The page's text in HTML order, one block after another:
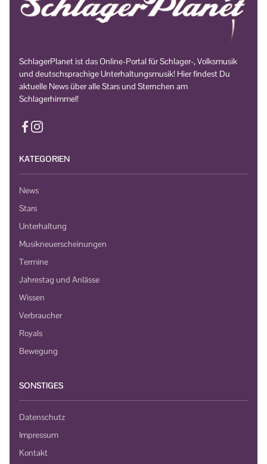
SchlagerPlanet ist das Online-Portal für Schlager-, Volksmusik
und deutschsprachige Unterhaltungsmusik! Hier findest Du
aktuelle News über alle Stars und Sternchen am
Schlagerhimmel!
KATEGORIEN
News
Stars
Unterhaltung
Musikneuerscheinungen
Termine
Jahrestag und Anlässe
Wissen
Verbraucher
Royals
Bewegung
SONSTIGES
Datenschutz
Impressum
Kontakt